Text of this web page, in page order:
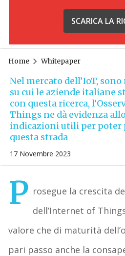
SCARICA LA
Home Whitepaper
Nel mercato dell’IoT,
su cui le aziende italiane
con questa ricerca,
Things ne dà evidenza
indicazioni utili per poter
questa strada
17 Novembre 2023
P rosegue la crescita
dell’Internet of
valore che di maturità
pari passo anche la